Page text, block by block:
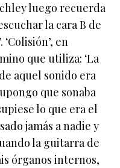
luego recuerda
la cara B de
en
que utiliza: ‘La
aquel sonido era
que sonaba
lo que era el
jamás a nadie y
la guitarra de
órganos internos,